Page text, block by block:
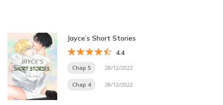
Jayce’s Short Stories
4.4
Chap 5 28/12/2022
Chap 4 28/12/2022